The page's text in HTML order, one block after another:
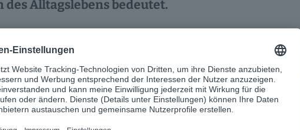
des Alltagslebens bedeutet.
Digitalisierung